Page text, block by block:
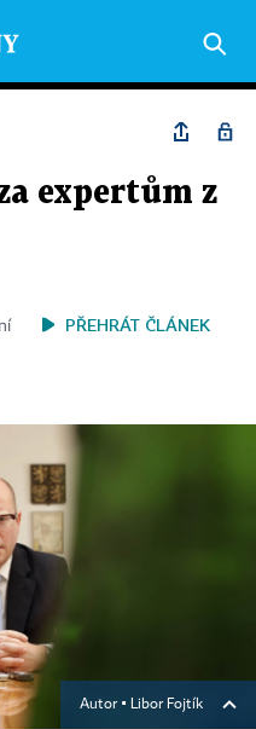
expertům z
PŘEHRÁT ČLÁNEK
Autor ▪ Libor Fojtík